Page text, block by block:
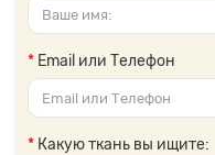
Email или Телефон
Какую ткань вы ищите: